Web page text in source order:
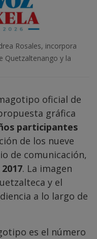
Rosales, incorpora
Quetzaltenango y la
oficial de
gráfica
participantes
de los nueve
de comunicación,
. La imagen
y el
a lo largo de
es el número